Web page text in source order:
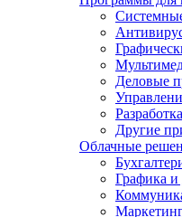
Деловые
Другие
Облачные
Графика и